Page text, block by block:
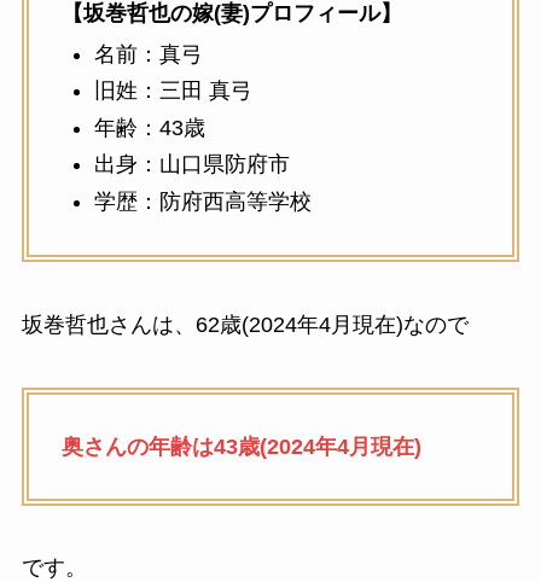
【坂巻哲也の嫁(妻)プロフィール】
名前：真弓
旧姓：三田 真弓
年齢：43歳
出身：山口県防府市
学歴：防府西高等学校
坂巻哲也さんは、62歳(2024年4月現在)なので
奥さんの年齢は43歳(2024年4月現在)
です。